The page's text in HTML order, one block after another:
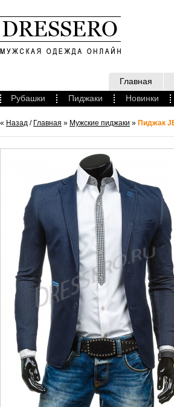
Главная
Рубашки
Пиджаки Новинки
« Назад / Главная » Мужские пиджаки » Пиджак